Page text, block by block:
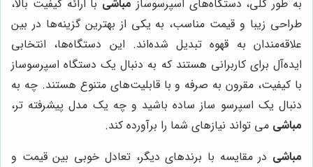
به طور کلی، دستگاه‌های اسپرسوساز مباشی با ارائه کیفیت بالا،
طراحی زیبا و قیمت مناسب، به یکی از بهترین گزینه‌ها در بین
علاقه‌مندان به قهوه تبدیل شده‌اند. این دستگاه‌ها، انتخابی
ایده‌آل برای کاربرانی هستند که به دنبال یک دستگاه اسپرسوساز
با کیفیت، مقرون به صرفه و با قابلیت‌های متنوع هستند. چه به
دنبال یک اسپرسو ساز ساده باشید و چه یک مدل پیشرفته تر،
مباشی می تواند نیازهای شما را برآورده کند.
مباشی در مقایسه با برندهای دیگر، تعادل خوبی بین قیمت و